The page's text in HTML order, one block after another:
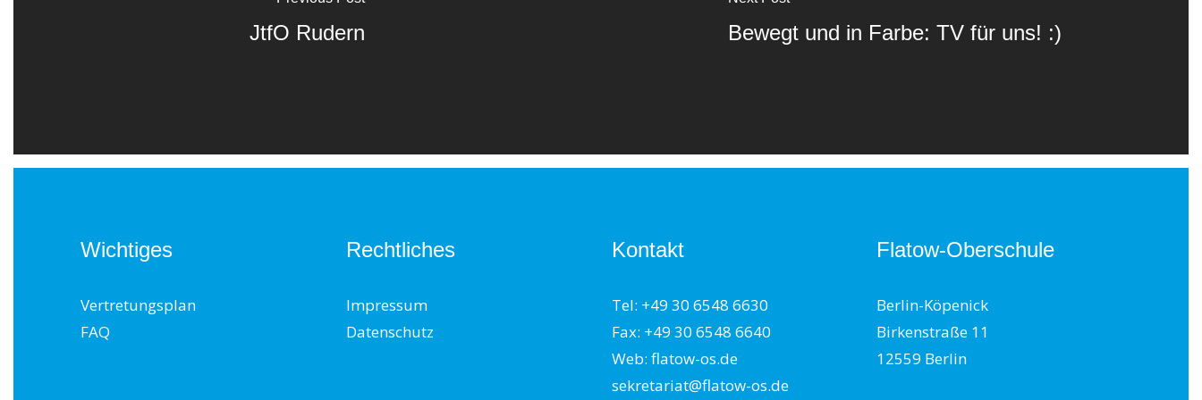
JtfO Rudern Bewegt und in Farbe: TV für uns! :)
Wichtiges
Vertretungsplan
FAQ
Rechtliches
Impressum
Datenschutz
Kontakt
Tel: +49 30 6548 6630
Fax: +49 30 6548 6640
Web: flatow-os.de
sekretariat@flatow-os.de
Flatow-Oberschule
Berlin-Köpenick
Birkenstraße 11
12559 Berlin